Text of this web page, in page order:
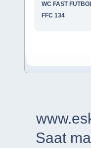
WC FAST
FFC 134
Saat